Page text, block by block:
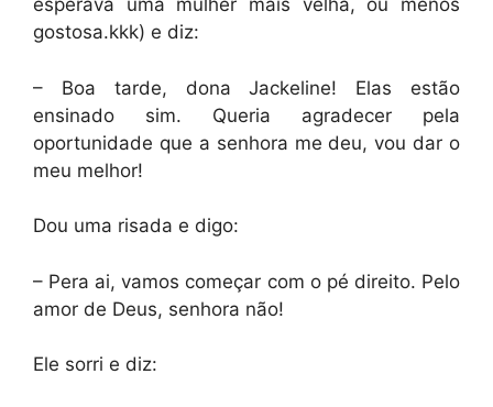
esperava uma mulher mais velha, ou menos
gostosa.kkk) e diz:
– Boa tarde, dona Jackeline! Elas estão
ensinado sim. Queria agradecer pela
oportunidade que a senhora me deu, vou dar o
meu melhor!
Dou uma risada e digo:
– Pera ai, vamos começar com o pé direito. Pelo
amor de Deus, senhora não!
Ele sorri e diz: